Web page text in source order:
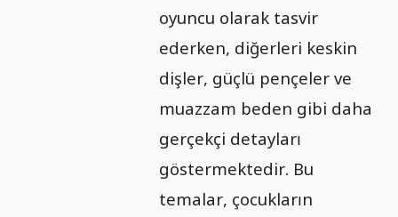
oyuncu olarak tasvir
ederken, diğerleri keskin
dişler, güçlü pençeler ve
muazzam beden gibi daha
gerçekçi detayları
göstermektedir. Bu
temalar, çocukların